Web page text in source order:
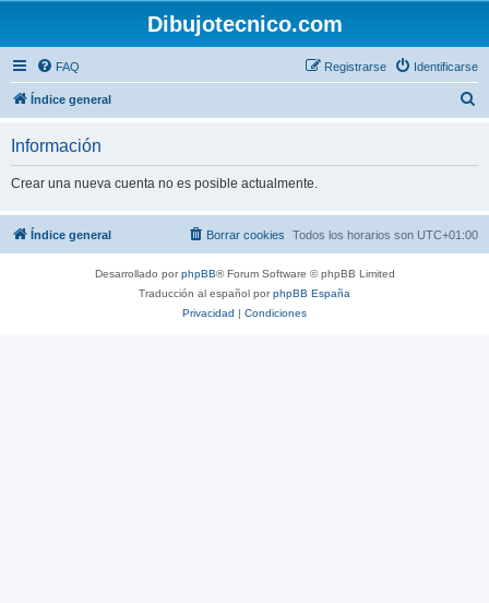
Dibujotecnico.com
FAQ Identificarse
Registrarse
Índice general
r
Información
Crear una nueva cuenta no es posible actualmente.
Índice general Todos los horarios son UTC+01:00
Borrar cookies
Desarrollado porphpBB® Forum Software © phpBB Limited
Traducción al español porphpBB España
Privacidad | Condiciones